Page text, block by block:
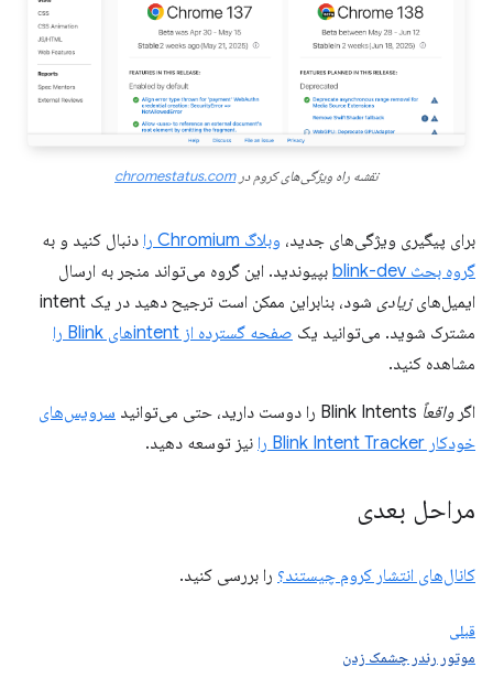
نقشه راه ویژگی‌های کروم درchromestatus.com
برای پیگیری ویژگی‌های جدید، وبلاگ Chromium را
دنبال کنید و به
گروه بحث blink-dev
بپیوندید. این گروه می‌تواند منجر به ارسال
ایمیل‌هایزیادی
شود، بنابراین ممکن است ترجیح دهید در یک intent
مشترک شوید. می‌توانید یک صفحه گسترده از intentهای Blink را
مشاهده کنید.
اگرواقعاً
سرویس‌های
خودکار Blink Intent Tracker را
نیز توسعه دهید.
مراحل بعدی
کانال‌های انتشار کروم چیستند؟ را بررسی کنید.
قبلی
موتور رندر چشمک زدن